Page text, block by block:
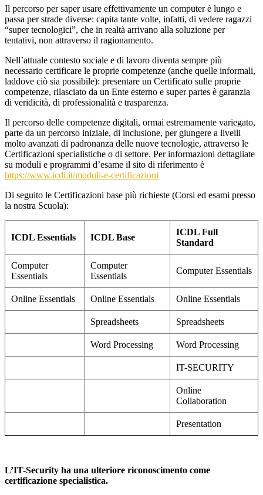
Il percorso per saper usare effettivamente un computer è lungo e
passa per strade diverse: capita tante volte, infatti, di vedere ragazzi
“super tecnologici”, che in realtà arrivano alla soluzione per
tentativi, non attraverso il ragionamento.
Nell’attuale contesto sociale e di lavoro diventa sempre più
necessario certificare le proprie competenze (anche quelle informali,
laddove ciò sia possibile): presentare un Certificato sulle proprie
competenze, rilasciato da un Ente esterno e super partes è garanzia
di veridicità, di professionalità e trasparenza.
Il percorso delle competenze digitali, ormai estremamente variegato,
parte da un percorso iniziale, di inclusione, per giungere a livelli
molto avanzati di padronanza delle nuove tecnologie, attraverso le
Certificazioni specialistiche o di settore. Per informazioni dettagliate
su moduli e programmi d’esame il sito di riferimento è
https://www.icdl.it/moduli-e-certificazioni
Di seguito le Certificazioni base più richieste (Corsi ed esami presso
la nostra Scuola):
ICDL Essentials ICDL Base
ICDL Full
Standard
Computer
Essentials
Computer
Essentials
Computer Essentials
Online Essentials Online Essentials Online Essentials
Spreadsheets Spreadsheets
Word Processing Word Processing
IT-SECURITY
Online
Collaboration
Presentation
L’IT-Security ha una ulteriore riconoscimento come
certificazione specialistica.